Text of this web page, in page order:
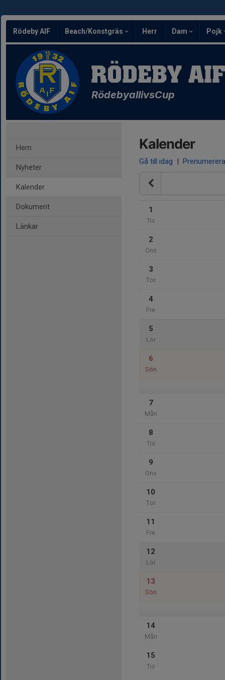
Rödeby AIF Beach/Konstgräs Herr Dam Pojk
RÖDEBY AIF
RödebyallivsCup
Hem
Nyheter
Kalender
Dokument
Länkar
Kalender
Gå till idag | Prenumerera
1
Tis
2
Ons
3
Tor
4
Fre
5
Lör
6
Sön
7
Mån
8
Tis
9
Ons
10
Tor
11
Fre
12
Lör
13
Sön
14
Mån
15
Tis